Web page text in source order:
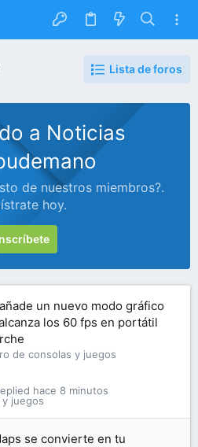
Lista de foros
a Noticias
de nuestros miembros?.
hoy.
un nuevo modo gráfico
los 60 fps en portátil
de consolas y juegos
juegos
hace 8 minutos
se convierte en tu